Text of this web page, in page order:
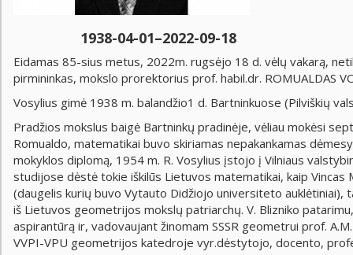
1938-04-01–2022-09-18
Eidamas 85-sius metus, 2022m. rugsėjo 18 d. vėlų vakarą,
pirmininkas, mokslo prorektorius prof. habil.dr. ROMUALDAS
Vosylius gimė 1938 m. balandžio1 d. Bartninkuose (Pilviškių
Pradžios mokslus baigė Bartninkų pradinėje, vėliau mokėsi
Romualdo, matematikai buvo skiriamas nepakankamas
mokyklos diplomą, 1954 m. R. Vosylius įstojo į Vilniaus
studijose dėstė tokie iškilūs Lietuvos matematikai, kaip Vincas
(daugelis kurių buvo Vytauto Didžiojo universiteto auklėtiniai),
iš Lietuvos geometrijos mokslų patriarchų. V. Blizniko
aspirantūrą ir, vadovaujant žinomam SSSR geometrui prof.
VVPI-VPU geometrijos katedroje vyr.dėstytojo, docento,